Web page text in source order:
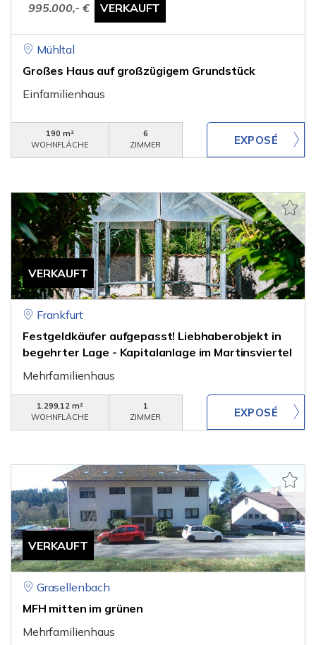
995.000,- € VERKAUFT
Mühltal
Großes Haus auf großzügigem Grundstück
Einfamilienhaus
190 m²
WOHNFLÄCHE
6
ZIMMER
VERKAUFT
Frankfurt
Festgeldkäufer aufgepasst! Liebhaberobjekt in
begehrter Lage - Kapitalanlage im Martinsviertel
Mehrfamilienhaus
1.299,12 m²
WOHNFLÄCHE
1
ZIMMER
VERKAUFT
Grasellenbach
MFH mitten im grünen
Mehrfamilienhaus